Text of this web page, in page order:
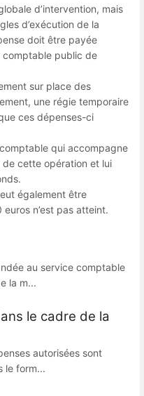
d’intervention, mais
d’exécution de la
doit être payée
public de
sur place des
une régie temporaire
ces dépenses-ci
qui accompagne
de cette opération et lui
également être
n’est pas atteint.
au service comptable
la m...
le cadre de la
autorisées sont
le form...